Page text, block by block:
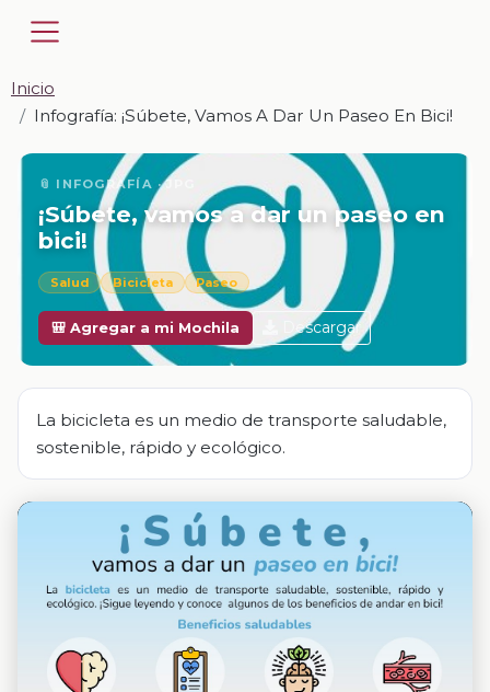
Inicio
Infografía: ¡Súbete, Vamos A Dar Un Paseo En Bici!
📎 INFOGRAFÍA · JPG
¡Súbete, vamos a dar un paseo en
bici!
Salud Bicicleta Paseo
🎒 Agregar a mi Mochila Descargar
La bicicleta es un medio de transporte saludable,
sostenible, rápido y ecológico.